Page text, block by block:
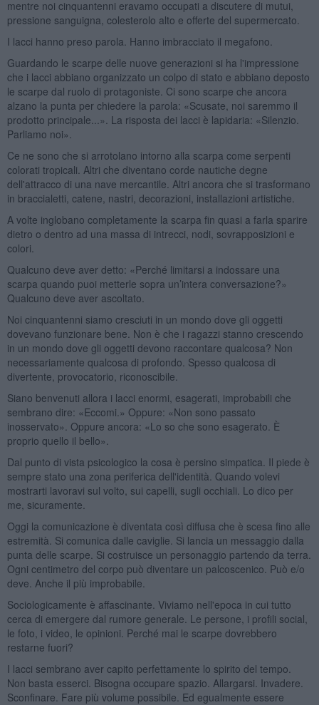
mentre noi cinquantenni eravamo occupati a discutere di mutui,
pressione sanguigna, colesterolo alto e offerte del supermercato.
I lacci hanno preso parola. Hanno imbracciato il megafono.
Guardando le scarpe delle nuove generazioni si ha l'impressione
che i lacci abbiano organizzato un colpo di stato e abbiano deposto
le scarpe dal ruolo di protagoniste. Ci sono scarpe che ancora
alzano la punta per chiedere la parola: «Scusate, noi saremmo il
prodotto principale...». La risposta dei lacci è lapidaria: «Silenzio.
Parliamo noi».
Ce ne sono che si arrotolano intorno alla scarpa come serpenti
colorati tropicali. Altri che diventano corde nautiche degne
dell'attracco di una nave mercantile. Altri ancora che si trasformano
in braccialetti, catene, nastri, decorazioni, installazioni artistiche.
A volte inglobano completamente la scarpa fin quasi a farla sparire
dietro o dentro ad una massa di intrecci, nodi, sovrapposizioni e
colori.
Qualcuno deve aver detto: «Perché limitarsi a indossare una
scarpa quando puoi metterle sopra un’intera conversazione?»
Qualcuno deve aver ascoltato.
Noi cinquantenni siamo cresciuti in un mondo dove gli oggetti
dovevano funzionare bene. Non è che i ragazzi stanno crescendo
in un mondo dove gli oggetti devono raccontare qualcosa? Non
necessariamente qualcosa di profondo. Spesso qualcosa di
divertente, provocatorio, riconoscibile.
Siano benvenuti allora i lacci enormi, esagerati, improbabili che
sembrano dire: «Eccomi.» Oppure: «Non sono passato
inosservato». Oppure ancora: «Lo so che sono esagerato. È
proprio quello il bello».
Dal punto di vista psicologico la cosa è persino simpatica. Il piede è
sempre stato una zona periferica dell'identità. Quando volevi
mostrarti lavoravi sul volto, sui capelli, sugli occhiali. Lo dico per
me, sicuramente.
Oggi la comunicazione è diventata così diffusa che è scesa fino alle
estremità. Si comunica dalle caviglie. Si lancia un messaggio dalla
punta delle scarpe. Si costruisce un personaggio partendo da terra.
Ogni centimetro del corpo può diventare un palcoscenico. Può e/o
deve. Anche il più improbabile.
Sociologicamente è affascinante. Viviamo nell'epoca in cui tutto
cerca di emergere dal rumore generale. Le persone, i profili social,
le foto, i video, le opinioni. Perché mai le scarpe dovrebbero
restarne fuori?
I lacci sembrano aver capito perfettamente lo spirito del tempo.
Non basta esserci. Bisogna occupare spazio. Allargarsi. Invadere.
Sconfinare. Fare più volume possibile. Ed egualmente essere